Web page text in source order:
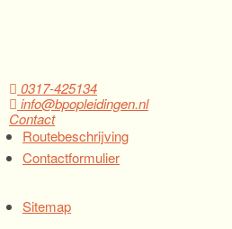
0317-425134
info@bpopleidingen.nl
Contact
Routebeschrijving
Contactformulier
Sitemap